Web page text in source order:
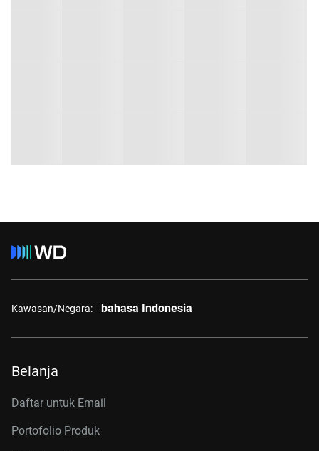
Kawasan/Negara: bahasa Indonesia
Belanja
Daftar untuk Email
Portofolio Produk